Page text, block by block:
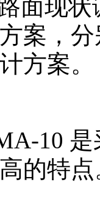
面现
案，
方案。
10 是
的特点